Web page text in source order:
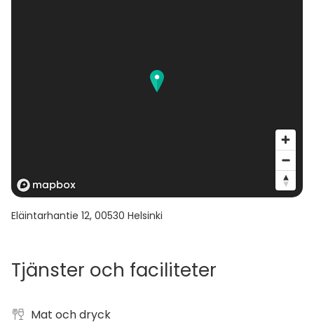
Eläintarhantie 12, 00530 Helsinki
Tjänster och faciliteter
Mat och dryck